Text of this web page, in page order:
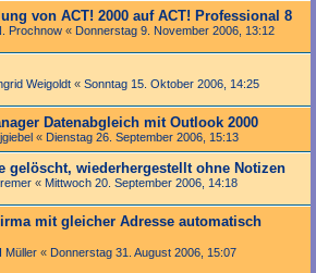
von ACT! 2000 auf ACT! Professional 8
Prochnow « Donnerstag 9. November 2006, 13:12
Weigoldt « Sonntag 15. Oktober 2006, 14:25
Datenabgleich mit Outlook 2000
« Dienstag 26. September 2006, 15:13
gelöscht, wiederhergestellt ohne Notizen
« Mittwoch 20. September 2006, 14:18
mit gleicher Adresse automatisch
Müller « Donnerstag 31. August 2006, 15:07